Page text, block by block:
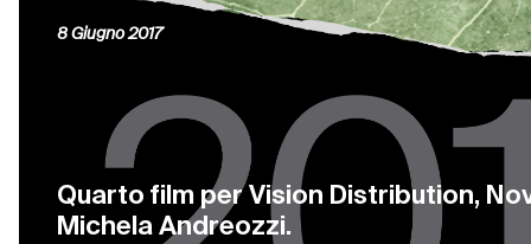
Quarto film per Vision Distribution,
Michela Andreozzi.
8 Giugno 2017